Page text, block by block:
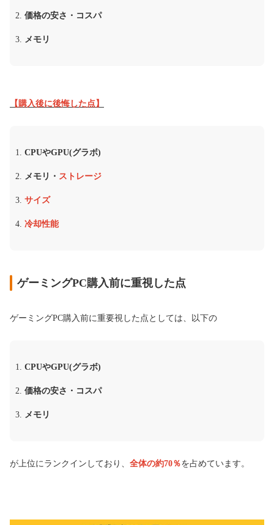
価格の安さ・コスパ
メモリ
【購入後に後悔した点】
CPUやGPU(グラボ)
メモリ・ ストレージ
サイズ
冷却性能
ゲーミングPC購入前に重視した点
ゲーミングPC購入前に重要視した点としては、以下の
CPUやGPU(グラボ)
価格の安さ・コスパ
メモリ
が上位にランクインしており、 全体の約70％を占めています。